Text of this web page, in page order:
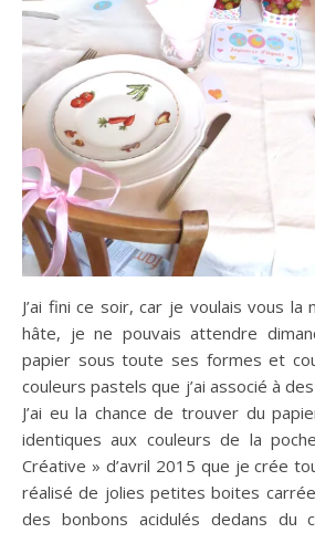
J’ai fini ce soir, car je voulais vous la
hâte, je ne pouvais attendre
papier sous toute ses formes et
couleurs pastels que j’ai associé à
J’ai eu la chance de trouver du
identiques aux couleurs de la
Créative » d’avril 2015 que je crée
réalisé de jolies petites boites
des bonbons acidulés dedans du